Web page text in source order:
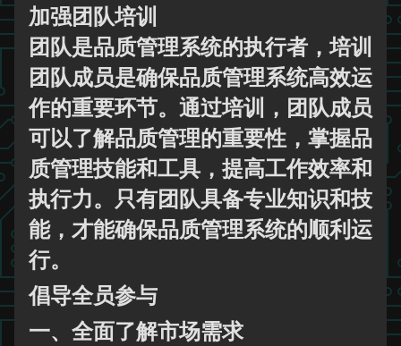
加强团队培训
团队是品质管理系统的执行者，培训
团队成员是确保品质管理系统高效运
作的重要环节。通过培训，团队成员
可以了解品质管理的重要性，掌握品
质管理技能和工具，提高工作效率和
执行力。只有团队具备专业知识和技
能，才能确保品质管理系统的顺利运
行。
倡导全员参与
一、全面了解市场需求